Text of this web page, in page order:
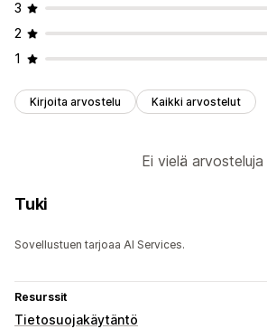
3
2
1
Kirjoita arvostelu Kaikki arvostelut
Ei vielä arvosteluja
Tuki
Sovellustuen tarjoaa AI Services.
Resurssit
Tietosuojakäytäntö